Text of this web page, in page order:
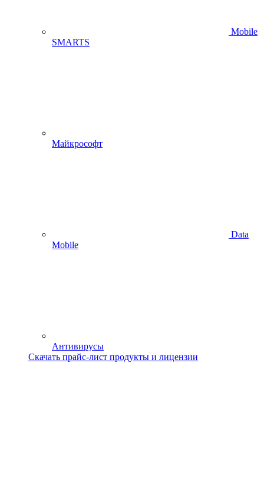
Mobile
SMARTS
Майкрософт
Data
Mobile
Антивирусы
Скачать прайс-лист продукты и лицензии